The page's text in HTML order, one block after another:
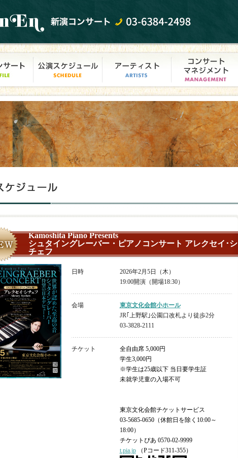
Kamoshita Piano Presents
シュタイングレーバー・ピアノコンサート アレクセイ･シ
チェフ
日時
2026年2月5日（木）
19:00開演（開場18:30）
会場
東京文化会館小ホール
JR｢上野駅｣公園口改札より徒歩2分
03-3828-2111
チケット
全自由席 5,000円
学生3,000円
※学生は25歳以下 当日要学生証
未就学児童の入場不可
東京文化会館チケットサービス
03-5685-0650（休館日を除く10:00～
18:00）
チケットぴあ 0570-02-9999
t.pia.jp（Pコード311-355）